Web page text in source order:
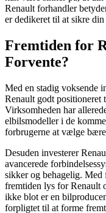
Renault forhandler
er dedikeret til at sikre
Fremtiden for
Forvente?
Med en stadig voksende
Renault godt
Virksomheden har
elbilsmodeller i de
forbrugerne at vælge
Desuden investerer
avancerede
sikker og behagelig.
fremtiden lys for Renault
ikke blot er en
forpligtet til at forme